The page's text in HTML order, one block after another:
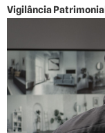
Vigilância Patrimonial